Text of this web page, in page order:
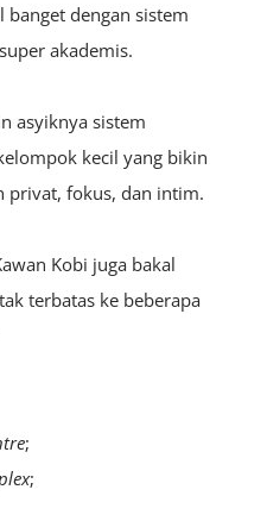
dengan sistem
akademis.
asyiknya sistem
kecil yang bikin
privat, fokus, dan intim.
Kobi juga bakal
terbatas ke beberapa
;
;